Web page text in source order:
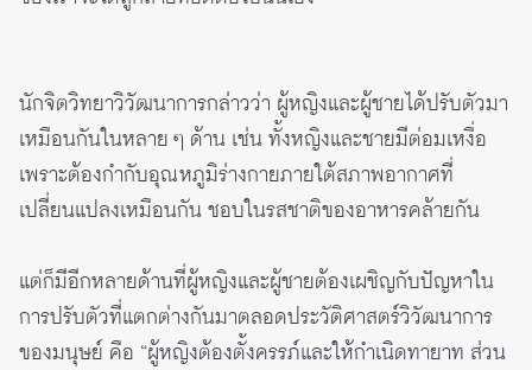
นักจิตวิทยาวิวัฒนาการกล่าวว่า ผู้หญิงและผู้ชายได้ปรับตัวมา
เหมือนกันในหลาย ๆ ด้าน เช่น ทั้งหญิงและชายมีต่อมเหงื่อ
เพราะต้องกำกับอุณหภูมิร่างกายภายใต้สภาพอากาศที่
เปลี่ยนแปลงเหมือนกัน ชอบในรสชาติของอาหารคล้ายกัน
แต่ก็มีอีกหลายด้านที่ผู้หญิงและผู้ชายต้องเผชิญกับปัญหาใน
การปรับตัวที่แตกต่างกันมาตลอดประวัติศาสตร์วิวัฒนาการ
ของมนุษย์ คือ “ผู้หญิงต้องตั้งครรภ์และให้กำเนิดทายาท ส่วน